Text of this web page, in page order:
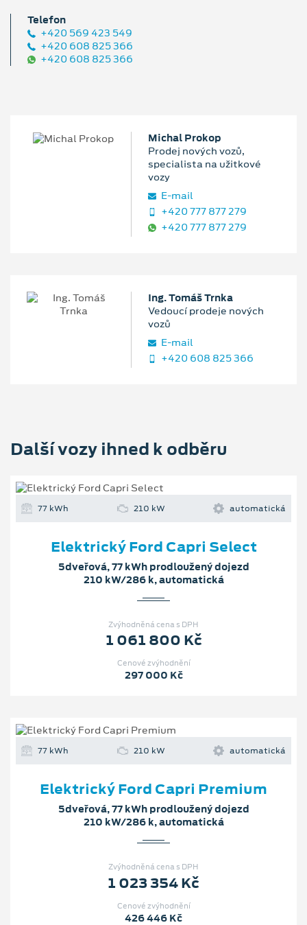
Telefon
+420 569 423 549
+420 608 825 366
+420 608 825 366
Michal Prokop
Prodej nových vozů,
specialista na užitkové
vozy
E‑mail
+420 777 877 279
+420 777 877 279
Ing. Tomáš Trnka
Vedoucí prodeje nových
vozů
E‑mail
+420 608 825 366
Další vozy ihned k odběru
77 kWh 210 kW automatická
Elektrický Ford Capri Select
5dveřová, 77 kWh prodloužený dojezd
210 kW/286 k, automatická
Zvýhodněná cena s DPH
1 061 800 Kč
Cenové zvýhodnění
297 000 Kč
77 kWh 210 kW automatická
Elektrický Ford Capri Premium
5dveřová, 77 kWh prodloužený dojezd
210 kW/286 k, automatická
Zvýhodněná cena s DPH
1 023 354 Kč
Cenové zvýhodnění
426 446 Kč